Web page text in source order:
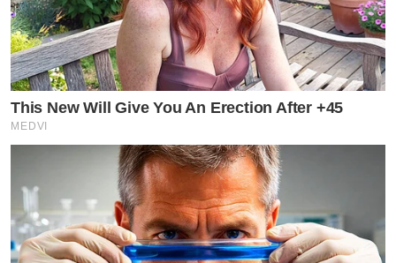
This New Will Give You An Erection After +45
MEDVI